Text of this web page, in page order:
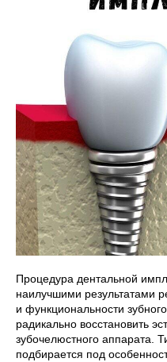
Процедура дентальной
наилучшими результатами
и функциональности
радикально восстановить
зубочелюстного аппарата.
подбирается под